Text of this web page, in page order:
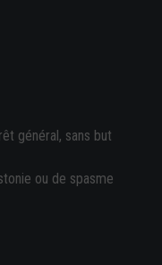
général, sans but
ou de spasme